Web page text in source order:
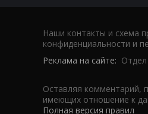
Наши контакты и схема
конфиденциальности и
Реклама на сайте:
Оставляя комментарий,
имеющих отношение к
Полная версия правил